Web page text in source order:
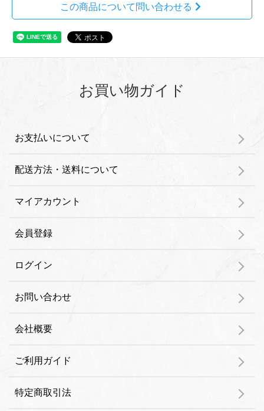
この商品について問い合わせる
お買い物ガイド
お支払いについて
配送方法・送料について
マイアカウント
会員登録
ログイン
お問い合わせ
会社概要
ご利用ガイド
特定商取引法